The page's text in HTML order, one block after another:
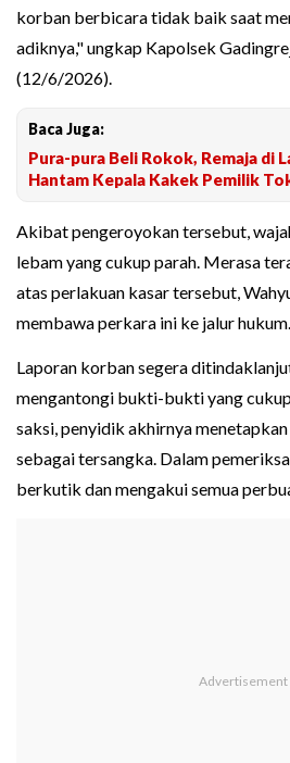
korban berbicara tidak baik saat
adiknya," ungkap Kapolsek
(12/6/2026).
Baca Juga:
Pura-pura Beli Rokok, Remaja di
Hantam Kepala Kakek Pemilik
Akibat pengeroyokan tersebut,
lebam yang cukup parah. Merasa
atas perlakuan kasar tersebut,
membawa perkara ini ke jalur hukum.
Laporan korban segera
mengantongi bukti-bukti yang
saksi, penyidik akhirnya
sebagai tersangka. Dalam
berkutik dan mengakui semua